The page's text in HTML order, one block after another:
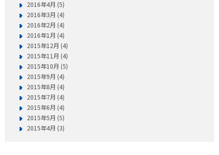
2016年4月 (5)
2016年3月 (4)
2016年2月 (4)
2016年1月 (4)
2015年12月 (4)
2015年11月 (4)
2015年10月 (5)
2015年9月 (4)
2015年8月 (4)
2015年7月 (4)
2015年6月 (4)
2015年5月 (5)
2015年4月 (3)